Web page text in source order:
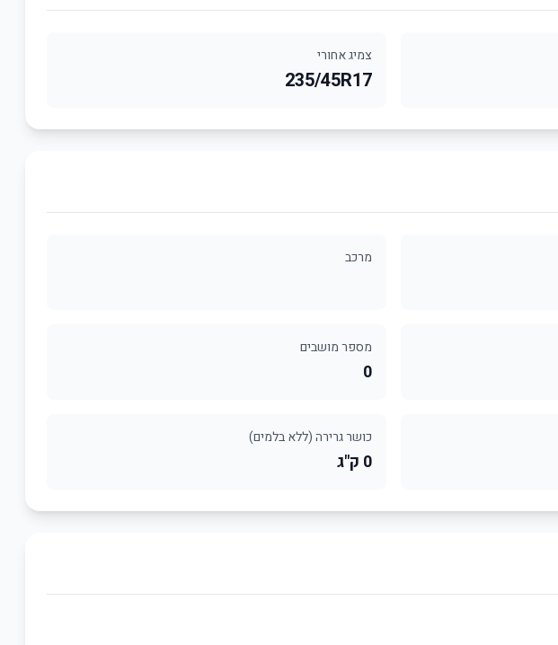
צמיג אחורי
235/45R17
מרכב
מספר מושבים
0
כושר גרירה (ללא בלמים)
0 ק"ג